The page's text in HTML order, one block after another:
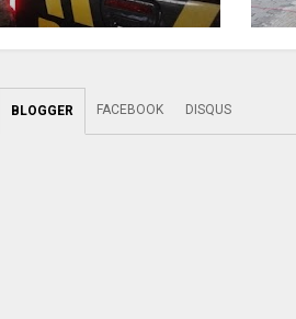
BLOGGER FACEBOOK DISQUS